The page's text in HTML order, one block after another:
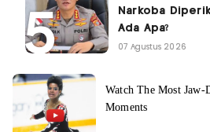
Narkoba
Ada Apa?
07 Agustus 2026